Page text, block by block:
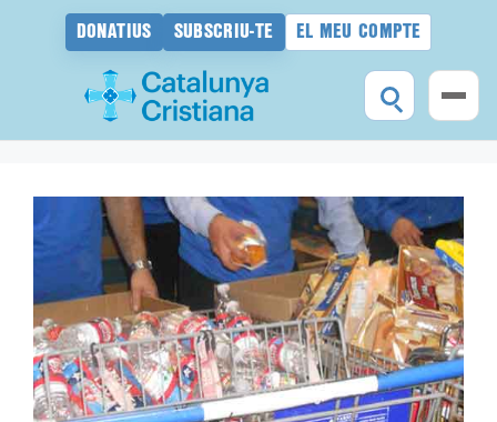
DONATIUS SUBSCRIU-TE EL MEU COMPTE